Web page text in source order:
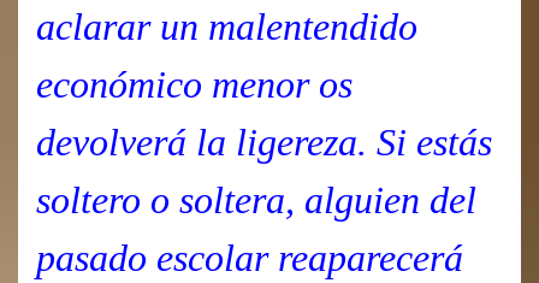
aclarar un malentendido
económico menor os
devolverá la ligereza. Si estás
soltero o soltera, alguien del
pasado escolar reaparecerá